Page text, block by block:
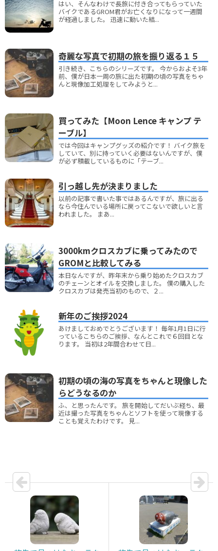
はい、そんなわけで長旅に付き合ってもらっていた
バイクであるGROM君がお亡くなりになって一週間
が経過しました。 迅速に動いた結...
奇麗な写真で初期の旅を振り返る１５
引き続き、こちらのシリーズです。 今からおよそ3年
前、僕が日本一周の旅に出た初期の頃の写真をちゃ
んと現像加工処理をしてみようと...
買ってみた【Moon Lence キャンプ テ
ーブル】
では今回はキャンプグッズの紹介です！ バイク旅を
していて、別に持っていく必要はないんですが、僕
が必ず積載しているものに「テーブ...
引っ越し先が決まりました
以前の記事で書いた事ではあるんですが、旅に出る
なら今住んでいる場所に戻ってこないで欲しいと言
われました。 まあ...
3000kmクロスカブに乗ってみたので
GROMと比較してみる
本日なんですが、昨年末から乗り始めたクロスカブ
のチェーンとオイルを交換しました。 僕の購入した
クロスカブは発売当初のもので、２...
新年のご挨拶2024
あけましておめでとうございます！ 毎年1月1日に行
っているこちらのご挨拶、なんとこれで６回目とな
ります。 当初は2年間合わせて日...
初期の頃の海の写真をちゃんと現像した
らどうなるのか
ふ、と思ったんです。 旅を開始してだいぶ経ち、最
近は撮った写真をちゃんとソフトを使って現像する
ことも覚えたわけです。 見...